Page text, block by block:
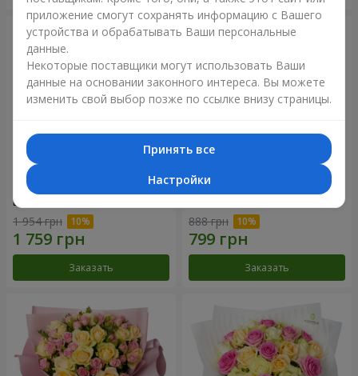
Букет "Розовый вкус
ванили"
1 954 грн
Заказать
Букет "Blueberry"
888 грн
Заказать
приложение смогут сохранять информацию с Вашего
устройства и обрабатывать Ваши персональные
данные.
Некоторые поставщики могут использовать Ваши
данные на основании законного интереса. Вы можете
изменить свой выбор позже по ссылке внизу страницы.
Принять все
Настройки